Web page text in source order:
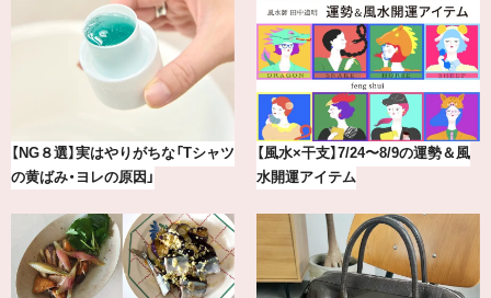
最新版！東京都内のおしゃれな朝活
カフェ＆モーニング9選
【BAILA×OMO】ウオズミアミ描き
下ろし！金沢の旅リスト